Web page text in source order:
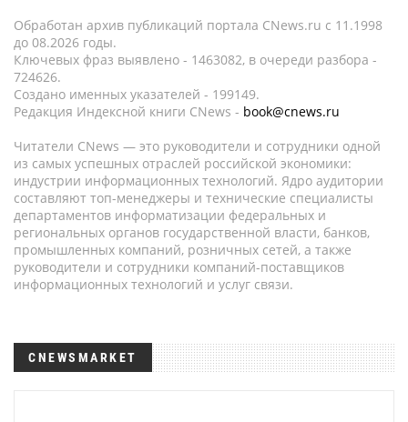
Обработан архив публикаций портала CNews.ru c 11.1998
до 08.2026 годы.
Ключевых фраз выявлено - 1463082, в очереди разбора -
724626.
Создано именных указателей - 199149.
Редакция Индексной книги CNews - book@cnews.ru
Читатели CNews — это руководители и сотрудники одной
из самых успешных отраслей российской экономики:
индустрии информационных технологий. Ядро аудитории
составляют топ-менеджеры и технические специалисты
департаментов информатизации федеральных и
региональных органов государственной власти, банков,
промышленных компаний, розничных сетей, а также
руководители и сотрудники компаний-поставщиков
информационных технологий и услуг связи.
CNEWSMARKET